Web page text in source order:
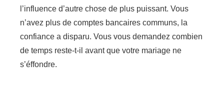
l’influence d’autre chose de plus puissant. Vous
n’avez plus de comptes bancaires communs, la
confiance a disparu. Vous vous demandez combien
de temps reste-t-il avant que votre mariage ne
s’éffondre.